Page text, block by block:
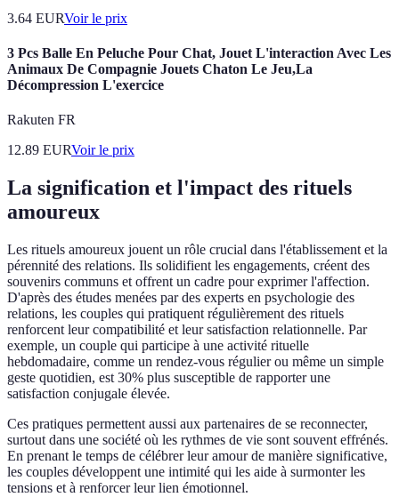
3.64 EURVoir le prix
3 Pcs Balle En Peluche Pour Chat, Jouet L'interaction Avec Les
Animaux De Compagnie Jouets Chaton Le Jeu,La
Décompression L'exercice
Rakuten FR
12.89 EURVoir le prix
La signification et l'impact des rituels
amoureux
Les rituels amoureux jouent un rôle crucial dans l'établissement et la
pérennité des relations. Ils solidifient les engagements, créent des
souvenirs communs et offrent un cadre pour exprimer l'affection.
D'après des études menées par des experts en psychologie des
relations, les couples qui pratiquent régulièrement des rituels
renforcent leur compatibilité et leur satisfaction relationnelle. Par
exemple, un couple qui participe à une activité rituelle
hebdomadaire, comme un rendez-vous régulier ou même un simple
geste quotidien, est 30% plus susceptible de rapporter une
satisfaction conjugale élevée.
Ces pratiques permettent aussi aux partenaires de se reconnecter,
surtout dans une société où les rythmes de vie sont souvent effrénés.
En prenant le temps de célébrer leur amour de manière significative,
les couples développent une intimité qui les aide à surmonter les
tensions et à renforcer leur lien émotionnel.